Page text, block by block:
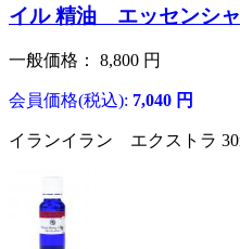
イル 精油 エッセンシ
一般価格： 8,800 円
会員価格(税込): 7,040 円
イランイラン エクストラ